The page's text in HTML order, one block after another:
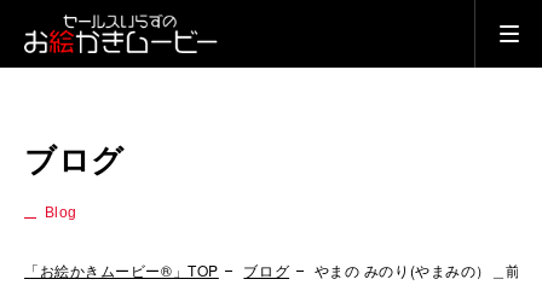
ブログ
Blog
「お絵かきムービー®」TOP ブログ やまの みのり(やまみの）＿前